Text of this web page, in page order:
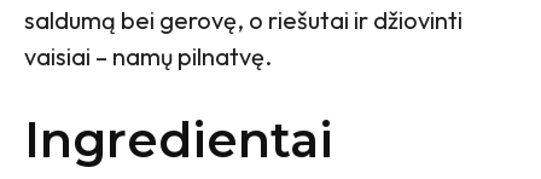
saldumą bei gerovę, o riešutai ir džiovinti
vaisiai – namų pilnatvę.
Ingredientai